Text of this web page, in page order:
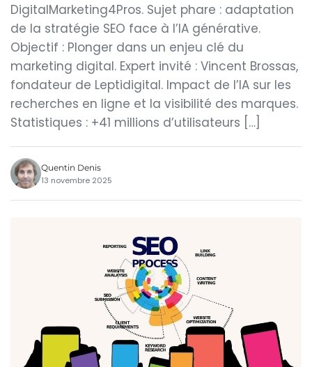
DigitalMarketing4Pros. Sujet phare : adaptation
de la stratégie SEO face à l’IA générative.
Objectif : Plonger dans un enjeu clé du
marketing digital. Expert invité : Vincent Brossas,
fondateur de Leptidigital. Impact de l’IA sur les
recherches en ligne et la visibilité des marques.
Statistiques : +41 millions d’utilisateurs […]
Quentin Denis
13 novembre 2025